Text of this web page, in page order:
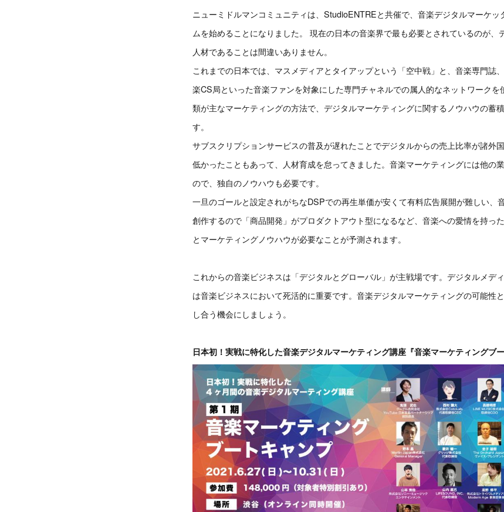
ニューミドルマンコミュニティは、StudioENTREと共催で、音楽デジタルマーケッ
ムを始めることになりました。 現在の日本の音楽界で最も必要とされているのが、
人材であることは間違いありません。
これまでの日本では、マスメディアとタイアップという「空中戦」と、音楽専門誌
楽CS局といった音楽ファンを対象にした専門チャネルでの属人的なネットワークを
類が主なマーケティングの方法で、デジタルマーケティングに関するノウハウの蓄
す。
サブスクリプションサービスの普及が遅れたことでデジタルからの売上比率が諸外
低かったこともあって、人材育成を怠ってきました。音楽マーケティングには他の
ので、独自のノウハウも必要です。
一旦のゴールと設定されがちなDSPでの再生単価が安くて有料広告展開が難しい、
創作するので「商品開発」がプロダクトアウト型になるなど、音楽への愛情を持っ
とマーケティングノウハウが必要なことが予測されます。
これからの音楽ビジネスは「デジタルとグローバル」が主戦場です。デジタルメデ
は音楽ビジネスにおいて死活的に重要です。音楽デジタルマーケティングの可能性
し合う機会にしましょう。
日本初！実戦に特化した音楽デジタルマーケティング講座『音楽マーケティングブ